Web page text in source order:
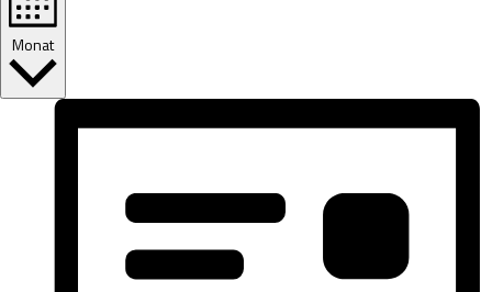
Monat